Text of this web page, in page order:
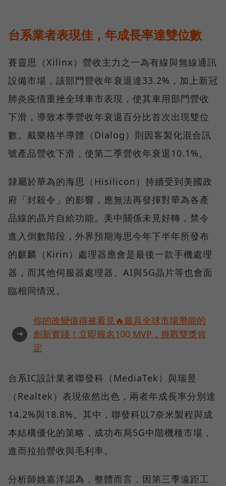
台系業者表現佳，年成長率達雙位數
賽靈思（Xilinx）營收主力之一為有線與無線通訊
設備市場，該部門營收年衰退達33.2%，加上新冠
肺炎疫情重挫全球車市表現，使其車用部門營收
下滑，導致本季營收年衰退百分比首次出現雙位
數。戴樂格半導體（Dialog）則因客製化混合訊
號產品營收下滑，使第二季營收年衰退10.1%。
隸屬於華為的海思（Hisilicon）持續受到美國政
府「封殺令」的影響，應無法再發揮對華為各產
品線的晶片自給功能。美中關係未見好轉，禁令
進入倒數階段，外界預期海思今年下半年所發布
的麒麟（Kirin）處理器應會是最後一款手機處理
器，而其他伺服器處理器、AI與5G晶片等也會面
臨相同情況。
➜
你的改變值得被看見🔥最具全球市場潛能的
創新實踐！立即報名100 MVP，挑戰雙獎肯
定
台系IC設計業者聯發科（MediaTek）與瑞昱
（Realtek）表現依然出色，兩者年成長率分別達
14.2%與18.8%。其中，聯發科以7奈米製程與成
本結構優化的策略，成功布局5G中階機種市場，
進而拉抬營收與毛利率。
分析師姚嘉洋認為，整體而言，因第三季遠距工